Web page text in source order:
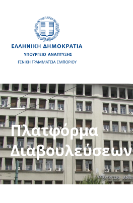
Πλατφόρμα
Διαβουλεύσεων